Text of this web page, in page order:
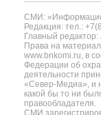
СМИ:
Редакция: тел.:
Главный
Права на
www.bnkomi.ru, в
Федерации об
деятельности
«Север-Медиа», и
какой бы то ни
правообладателя.